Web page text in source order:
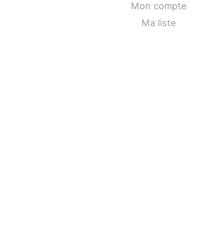
Mon compte
Ma liste